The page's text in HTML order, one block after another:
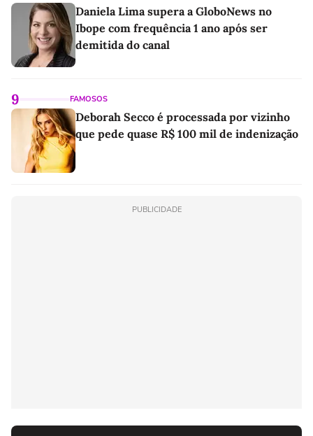
Daniela Lima supera a GloboNews no
Ibope com frequência 1 ano após ser
demitida do canal
9 FAMOSOS
Deborah Secco é processada por vizinho
que pede quase R$ 100 mil de indenização
PUBLICIDADE